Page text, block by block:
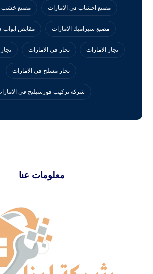
مصنع اخشاب في الامارات مصنع خشب
مصنع سيراميك الامارات مقابض ابواب
نجار الامارات نجار في الامارات
نجار مسلح فى الامارات
‏شركة تركيب فورسيلنج في
معلومات عنا